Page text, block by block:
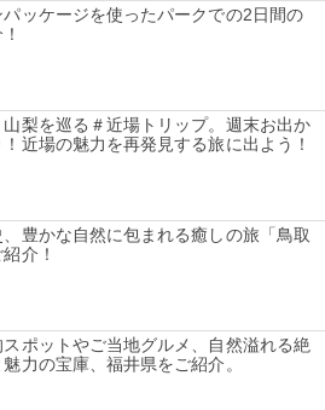
ッケージを使ったパークでの2日間の
梨を巡る＃近場トリップ。週末お出か
近場の魅力を再発見する旅に出よう！
豊かな自然に包まれる癒しの旅「鳥取
介！
ポットやご当地グルメ、自然溢れる絶
力の宝庫、福井県をご紹介。